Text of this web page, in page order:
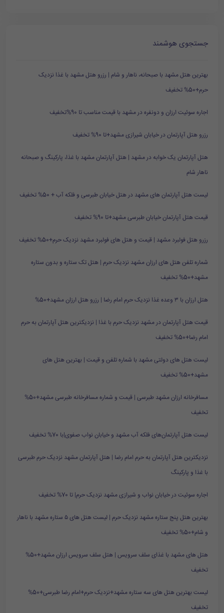
جستجوی هوشمند
بهترین هتل مشهد با صبحانه، ناهار و شام | رزرو هتل مشهد با غذا نزدیک
حرم+50% تخفیف
اجاره سوئیت ارزان و دونفره در مشهد با قیمت مناسب تا 90%تخفیف
رزرو هتل آپارتمان در خیابان شیرازی مشهد+تا 90% تخفیف
هتل آپارتمان یک خوابه در مشهد | هتل آپارتمان مشهد با غذا، پارکینگ و صبحانه
ناهار شام
لیست هتل آپارتمان های مشهد در هتل خیابان طبرسی و فلکه آب + 50% تخفیف
قیمت هتل آپارتمان خیابان طبرسی مشهد+تا 90% تخفیف
رزرو هتل فولبرد مشهد | قیمت و هتل های فولبرد مشهد نزدیک حرم+50% تخفیف
شماره تلفن هتل های ارزان مشهد نزدیک حرم | هتل تک ستاره و بدون ستاره
مشهد+50% تخفیف
هتل ارزان با ۳ وعده غذا نزدیک حرم امام رضا | رزرو هتل ارزان مشهد+50%
قیمت هتل آپارتمان در مشهد نزدیک حرم با غذا | نزدیکترین هتل آپارتمان به حرم
امام رضا+50% تخفیف
لیست هتل های دولتی مشهد با شماره تلفن و قیمت | بهترین هتل های
مشهد+50% تخفیف
مسافرخانه ارزان مشهد طبرسی | قیمت و شماره مسافرخانه طبرسی مشهد+50%
تخفیف
لیست هتل آپارتمان‌های فلکه آب مشهد و خیابان نواب صفوی|با 70% تخفیف
نزدیکترین هتل آپارتمان به حرم امام رضا | هتل آپارتمان مشهد نزدیک حرم طبرسی
با غذا و پارکینگ
اجاره سوئیت در خیابان نواب و شیرازی مشهد نزدیک حرم| تا 70% تخفیف
بهترین هتل پنج ستاره مشهد نزدیک حرم | لیست هتل های ۵ ستاره مشهد با ناهار
و شام+50% تخفیف
هتل های مشهد با غذای سلف سرویس | هتل سلف سرویس ارزان مشهد+50%
تخفیف
لیست بهترین هتل های سه ستاره مشهد+نزدیک حرم+امام رضا طبرسی+50%
تخفیف